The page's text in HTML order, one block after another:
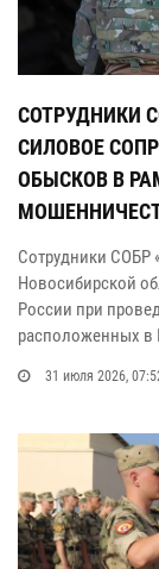
СОТРУДНИКИ
СИЛОВОЕ
ОБЫСКОВ В
Сотрудники СОБР
Новосибирской
России при
расположенных в
31 июля 2026,